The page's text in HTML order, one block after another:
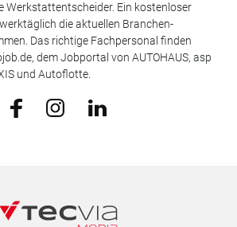
Werkstattentscheider. Ein kostenloser
die aktuellen Branchen-
Das richtige Fachpersonal finden
dem Jobportal von AUTOHAUS, asp
und Autoflotte.